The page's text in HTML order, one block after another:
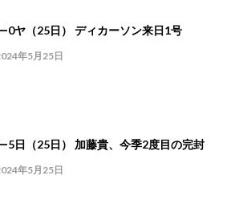
ヤ（25日） ディカーソン来日1号
年5月25日
日（25日） 加藤貴、今季2度目の完封
年5月25日